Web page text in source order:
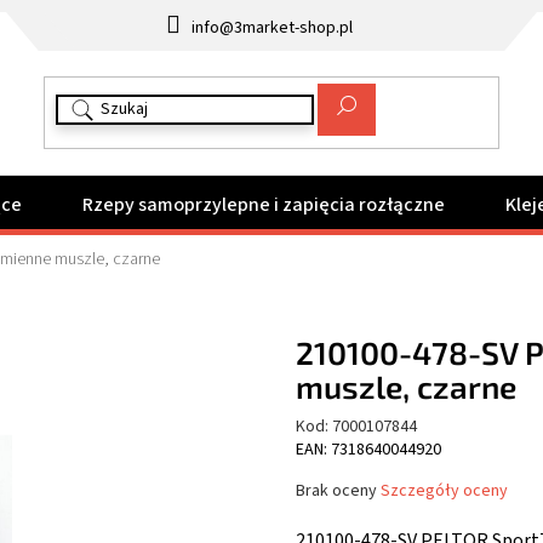
info@3market-shop.pl
Rzepy samoprzylepne i zapięcia rozłączne
muszle, czarne
210100-478-SV
muszle, czarne
Kod: 7000107844
EAN: 7318640044920
Średnia
produktu
Brak ocenySzczegóły oceny